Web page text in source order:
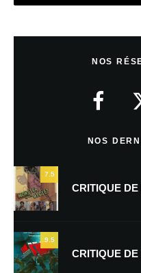
NOS
NOS
7.5
CRITIQUE
9.5
CRITIQUE